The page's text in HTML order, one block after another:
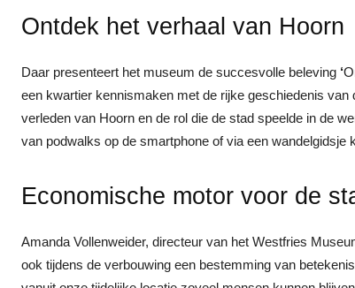
Ontdek het verhaal van Hoorn
Daar presenteert het museum de succesvolle beleving ‘
een kwartier kennismaken met de rijke geschiedenis
verleden van Hoorn en de rol die de stad speelde in de
van podwalks op de smartphone of via een
Economische motor voor de
Amanda Vollenweider, directeur van het Westfries
ook tijdens de verbouwing een bestemming van